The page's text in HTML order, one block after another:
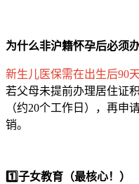
为什么非沪籍怀孕后必须
新生儿医保需在出生后90
若父母未提前办理居住证
（约20个工作日），再申
销。
1️⃣子女教育（最核心！）